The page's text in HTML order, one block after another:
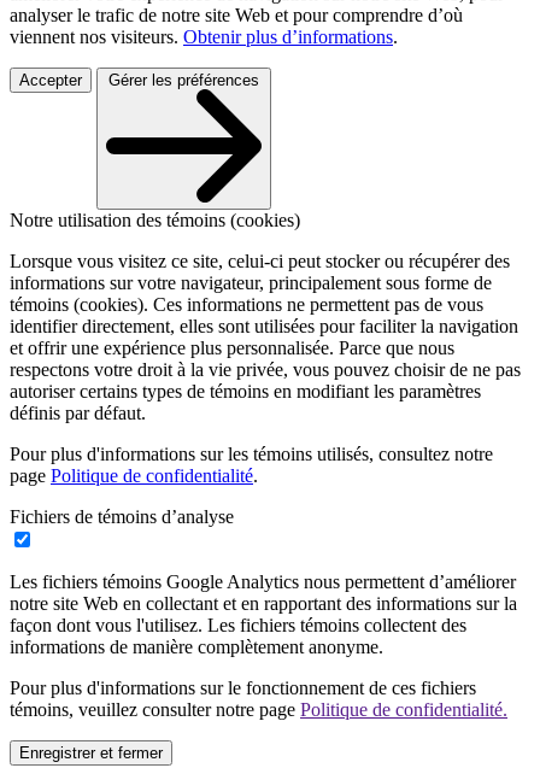
analyser le trafic de notre site Web et pour comprendre d’où
viennent nos visiteurs. Obtenir plus d’informations.
Accepter
Notre utilisation des témoins (cookies)
Lorsque vous visitez ce site, celui-ci peut stocker ou récupérer des
informations sur votre navigateur, principalement sous forme de
témoins (cookies). Ces informations ne permettent pas de vous
identifier directement, elles sont utilisées pour faciliter la navigation
et offrir une expérience plus personnalisée. Parce que nous
respectons votre droit à la vie privée, vous pouvez choisir de ne pas
autoriser certains types de témoins en modifiant les paramètres
définis par défaut.
Pour plus d'informations sur les témoins utilisés, consultez notre
page Politique de confidentialité.
Fichiers de témoins d’analyse
Les fichiers témoins Google Analytics nous permettent d’améliorer
notre site Web en collectant et en rapportant des informations sur la
façon dont vous l'utilisez. Les fichiers témoins collectent des
informations de manière complètement anonyme.
Pour plus d'informations sur le fonctionnement de ces fichiers
témoins, veuillez consulter notre page Politique de confidentialité.
Enregistrer et fermer